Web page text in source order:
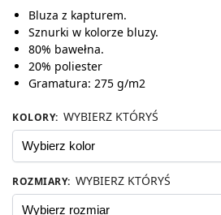
Bluza z kapturem.
Sznurki w kolorze bluzy.
80% bawełna.
20% poliester
Gramatura: 275 g/m2
KOLORY: WYBIERZ KTÓRYŚ
ROZMIARY: WYBIERZ KTÓRYŚ